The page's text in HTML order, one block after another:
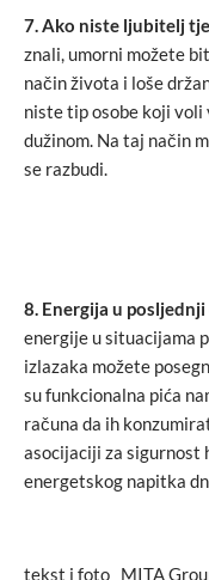
7. Ako niste ljubitelj
znali, umorni možete
način života i loše
niste tip osobe koji
dužinom. Na taj način
se razbudi.
8. Energija u posljednji
energije u situacijama
izlazaka možete
su funkcionalna pića
računa da ih
asocijaciji za sigurnost
energetskog napitka
tekst i foto_ MITA